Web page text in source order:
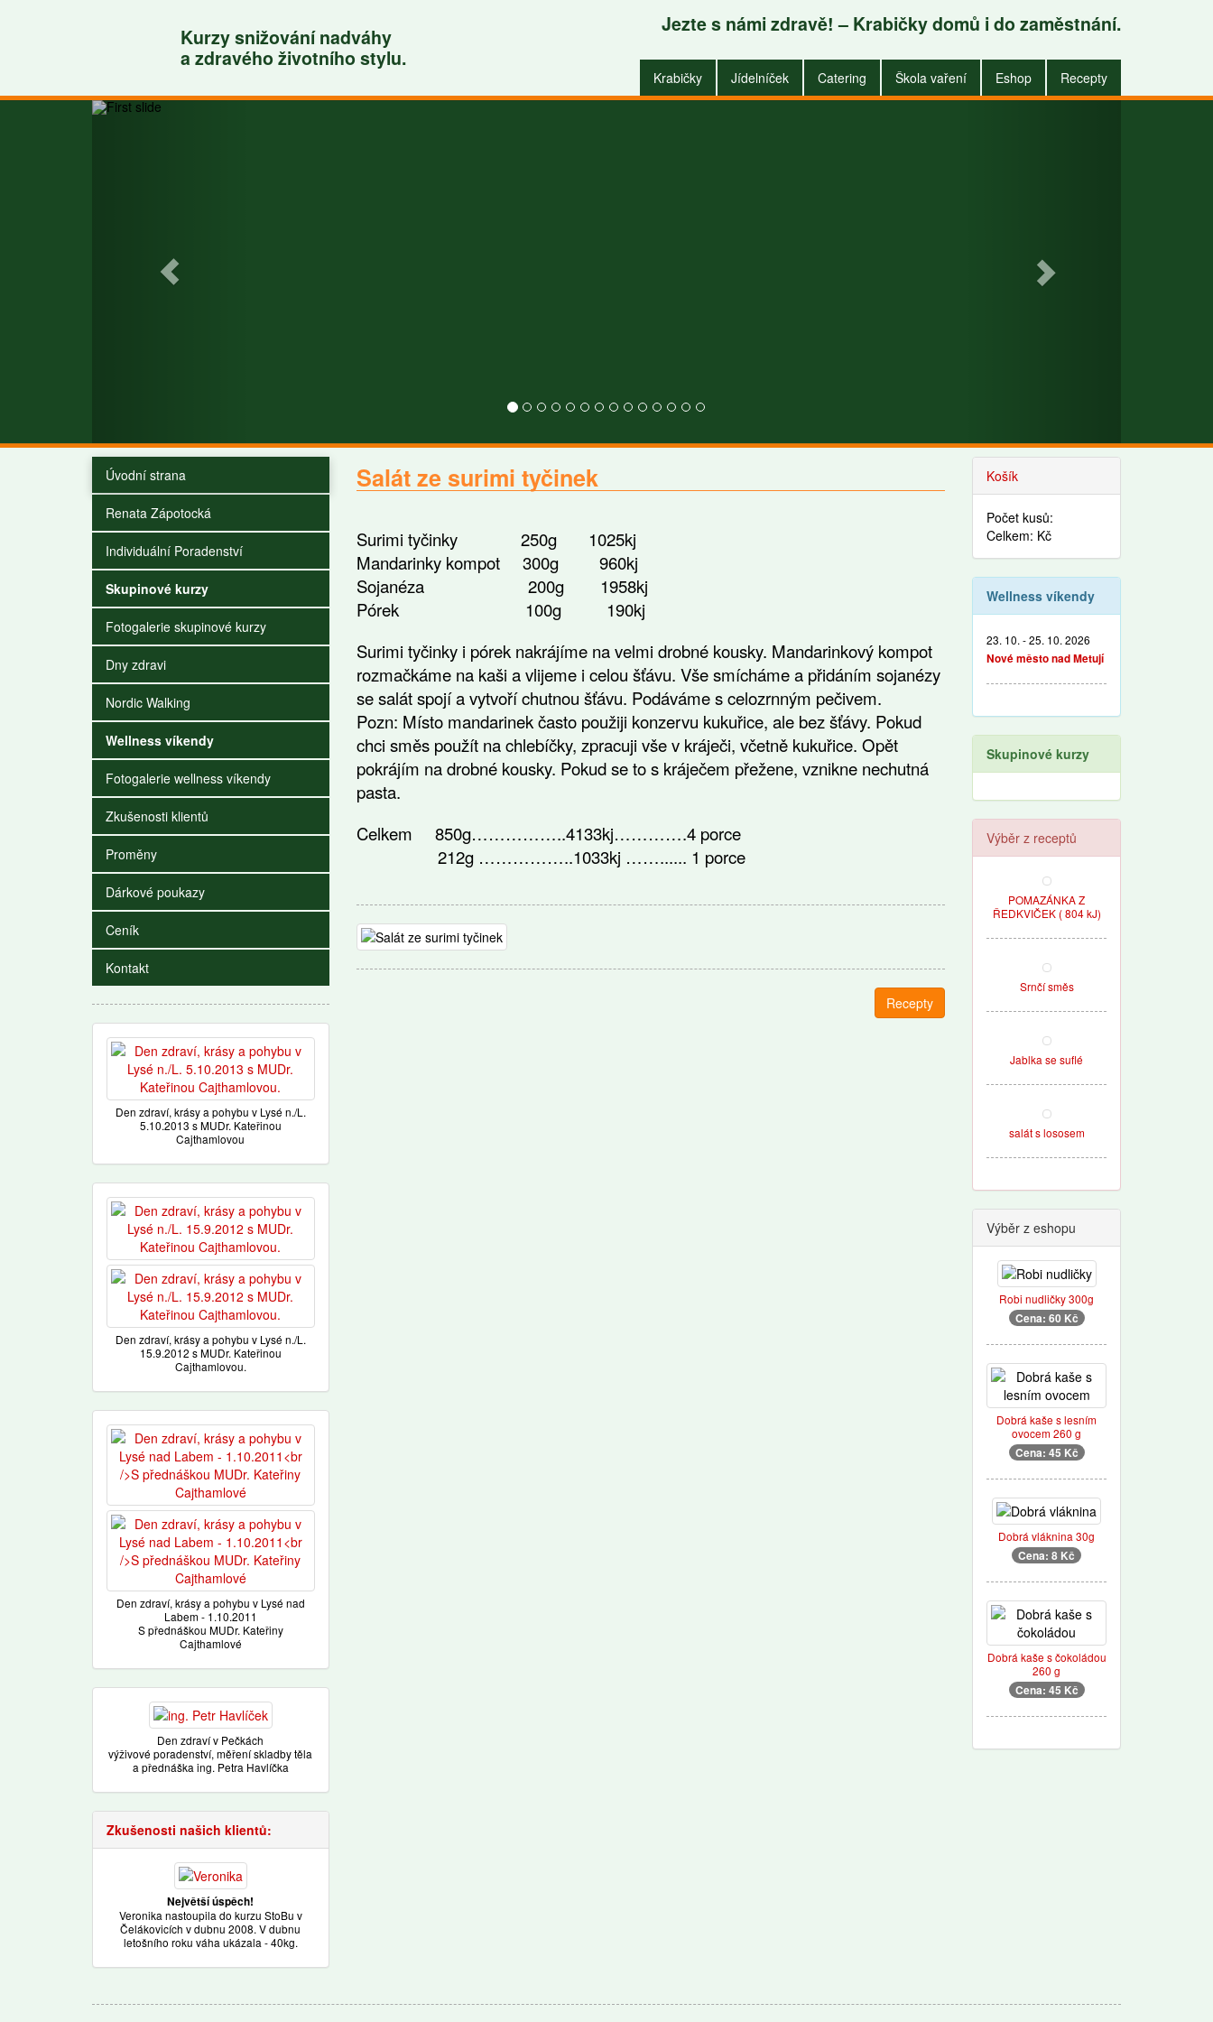
Kurzy snižování nadváhy
a zdravého životního stylu.
Jezte s námi zdravě! – Krabičky domů i do zaměstnání.
Krabičky Jídelníček Catering Škola vaření Eshop Recepty
Krabičky do zaměstnání i do domu.
Úvodní strana
Renata Zápotocká
Individuální Poradenství
Skupinové kurzy
Fotogalerie skupinové kurzy
Dny zdravi
Nordic Walking
Wellness víkendy
Fotogalerie wellness víkendy
Zkušenosti klientů
Proměny
Dárkové poukazy
Ceník
Kontakt
Den zdraví, krásy a pohybu v Lysé n./L.
5.10.2013 s MUDr. Kateřinou
Cajthamlovou
Den zdraví, krásy a pohybu v Lysé n./L.
15.9.2012 s MUDr. Kateřinou
Cajthamlovou.
Den zdraví, krásy a pohybu v Lysé nad
Labem - 1.10.2011
S přednáškou MUDr. Kateřiny
Cajthamlové
Den zdraví v Pečkách
výživové poradenství, měření skladby těla
a přednáška ing. Petra Havlíčka
Zkušenosti našich klientů:
Největší úspěch!
Veronika nastoupila do kurzu StoBu v
Čelákovicích v dubnu 2008. V dubnu
letošního roku váha ukázala - 40kg.
Salát ze surimi tyčinek
Surimi tyčinky 250g 1025kj
Mandarinky kompot 300g 960kj
Sojanéza 200g 1958kj
Pórek 100g 190kj
Surimi tyčinky i pórek nakrájíme na velmi drobné kousky. Mandarinkový kompot
rozmačkáme na kaši a vlijeme i celou šťávu. Vše smícháme a přidáním sojanézy
se salát spojí a vytvoří chutnou šťávu. Podáváme s celozrnným pečivem.
Pozn: Místo mandarinek často použiji konzervu kukuřice, ale bez šťávy. Pokud
chci směs použít na chlebíčky, zpracuji vše v kráječi, včetně kukuřice. Opět
pokrájím na drobné kousky. Pokud se to s kráječem přežene, vznikne nechutná
pasta.
Celkem 850g……………..4133kj………….4 porce
212g ……………..1033kj ……...... 1 porce
Recepty
Košík
Počet kusů:
Celkem: Kč
Wellness víkendy
23. 10. - 25. 10. 2026
Nové město nad Metují
Skupinové kurzy
Výběr z receptů
POMAZÁNKA Z
ŘEDKVIČEK ( 804 kJ)
Srnčí směs
Jablka se suflé
salát s lososem
Výběr z eshopu
Robi nudličky 300g
Cena: 60 Kč
Dobrá kaše s lesním
ovocem 260 g
Cena: 45 Kč
Dobrá vláknina 30g
Cena: 8 Kč
Dobrá kaše s čokoládou
260 g
Cena: 45 Kč